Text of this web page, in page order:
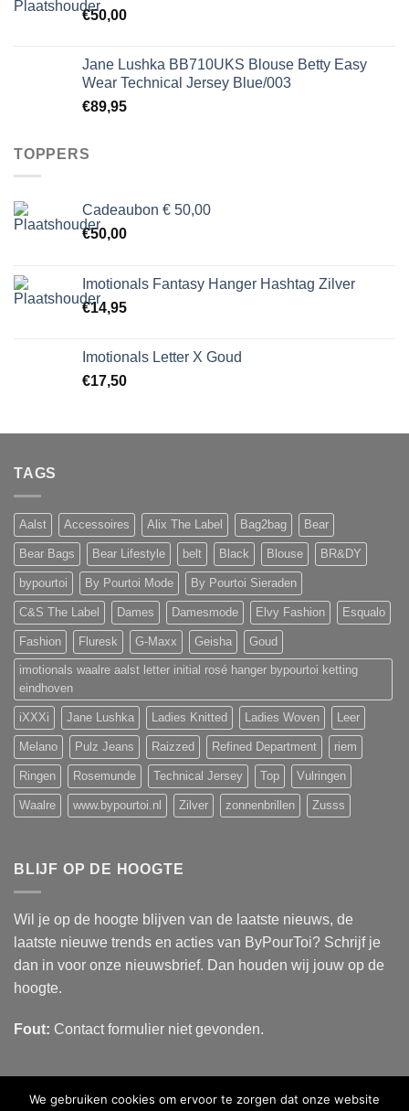
€50,00
Jane Lushka BB710UKS Blouse Betty Easy
Wear Technical Jersey Blue/003
€89,95
TOPPERS
Cadeaubon € 50,00
€50,00
Imotionals Fantasy Hanger Hashtag Zilver
€14,95
Imotionals Letter X Goud
€17,50
TAGS
Aalst Accessoires Alix The Label Bag2bag Bear
Bear Bags Bear Lifestyle belt Black Blouse BR&DY
bypourtoi By Pourtoi Mode By Pourtoi Sieraden
C&S The Label Dames Damesmode Elvy Fashion Esqualo
Fashion Fluresk G-Maxx Geisha Goud
imotionals waalre aalst letter initial rosé hanger bypourtoi ketting
eindhoven
iXXXi Jane Lushka Ladies Knitted Ladies Woven Leer
Melano Pulz Jeans Raizzed Refined Department riem
Ringen Rosemunde Technical Jersey Top Vulringen
Waalre www.bypourtoi.nl Zilver zonnenbrillen Zusss
BLIJF OP DE HOOGTE
Wil je op de hoogte blijven van de laatste nieuws, de
laatste nieuwe trends en acties van ByPourToi? Schrijf je
dan in voor onze nieuwsbrief. Dan houden wij jouw op de
hoogte.
Fout: Contact formulier niet gevonden.
We gebruiken cookies om ervoor te zorgen dat onze website